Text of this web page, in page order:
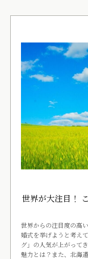
世界が大注目！
世界からの注目度の高
婚式を挙げようと考え
グ」の人気が上がって
魅力とは？また、北海